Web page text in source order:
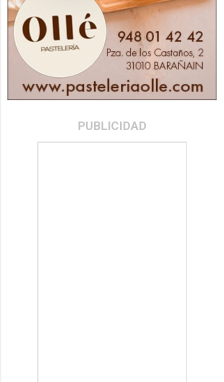
PUBLICIDAD